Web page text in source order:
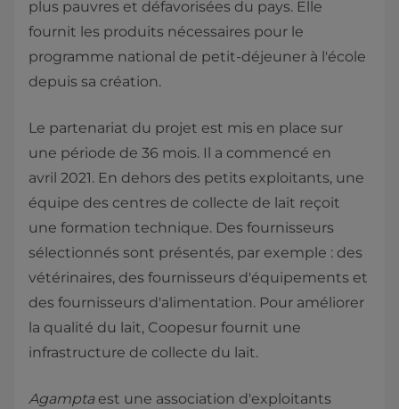
plus pauvres et défavorisées du pays. Elle
fournit les produits nécessaires pour le
programme national de petit-déjeuner à l'école
depuis sa création.
Le partenariat du projet est mis en place sur
une période de 36 mois. Il a commencé en
avril 2021. En dehors des petits exploitants, une
équipe des centres de collecte de lait reçoit
une formation technique. Des fournisseurs
sélectionnés sont présentés, par exemple : des
vétérinaires, des fournisseurs d'équipements et
des fournisseurs d'alimentation. Pour améliorer
la qualité du lait, Coopesur fournit une
infrastructure de collecte du lait.
Agamptaest une association d'exploitants